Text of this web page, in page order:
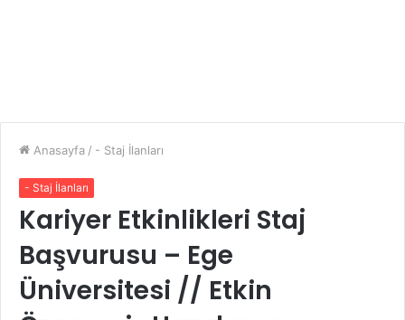
Anasayfa / - Staj İlanları
- Staj İlanları
Kariyer Etkinlikleri Staj
Başvurusu – Ege
Üniversitesi // Etkin